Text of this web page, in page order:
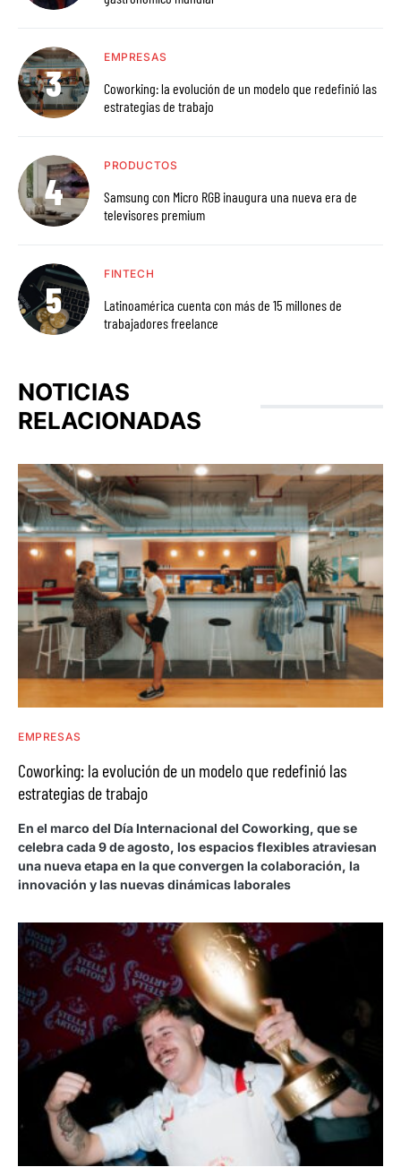
EMPRESAS
Coworking: la evolución de un modelo que redefinió las
estrategias de trabajo
PRODUCTOS
Samsung con Micro RGB inaugura una nueva era de
televisores premium
FINTECH
Latinoamérica cuenta con más de 15 millones de
trabajadores freelance
NOTICIAS
RELACIONADAS
EMPRESAS
Coworking: la evolución de un modelo que redefinió las
estrategias de trabajo
En el marco del Día Internacional del Coworking, que se
celebra cada 9 de agosto, los espacios flexibles atraviesan
una nueva etapa en la que convergen la colaboración, la
innovación y las nuevas dinámicas laborales